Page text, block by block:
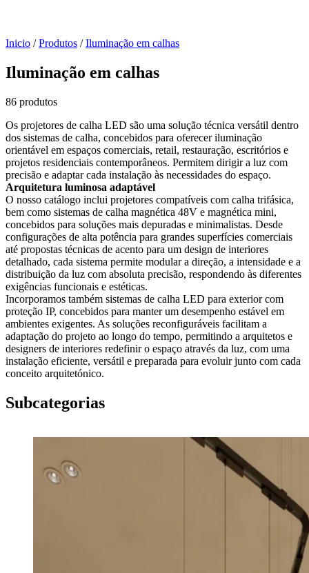
Inicio / Produtos / Iluminação em calhas
Iluminação em calhas
86 produtos
Os projetores de calha LED são uma solução técnica versátil dentro
dos sistemas de calha, concebidos para oferecer iluminação
orientável em espaços comerciais, retail, restauração, escritórios e
projetos residenciais contemporâneos. Permitem dirigir a luz com
precisão e adaptar cada instalação às necessidades do espaço.
Arquitetura luminosa adaptável
O nosso catálogo inclui projetores compatíveis com calha trifásica,
bem como sistemas de calha magnética 48V e magnética mini,
concebidos para soluções mais depuradas e minimalistas. Desde
configurações de alta potência para grandes superfícies comerciais
até propostas técnicas de acento para um design de interiores
detalhado, cada sistema permite modular a direção, a intensidade e a
distribuição da luz com absoluta precisão, respondendo às diferentes
exigências funcionais e estéticas.
Incorporamos também sistemas de calha LED para exterior com
proteção IP, concebidos para manter um desempenho estável em
ambientes exigentes. As soluções reconfiguráveis facilitam a
adaptação do projeto ao longo do tempo, permitindo a arquitetos e
designers de interiores redefinir o espaço através da luz, com uma
instalação eficiente, versátil e preparada para evoluir junto com cada
conceito arquitetónico.
Subcategorias